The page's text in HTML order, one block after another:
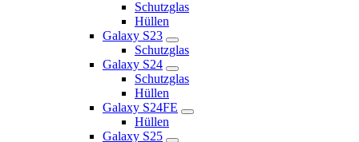
Schutzglas
Hüllen
Galaxy S23
Schutzglas
Galaxy S24
Schutzglas
Hüllen
Galaxy S24FE
Hüllen
Galaxy S25